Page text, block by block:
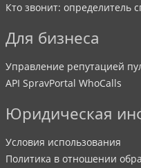
Кто звонит: определитель
Для бизнеса
Управление репутацией
API SpravPortal WhoCalls
Юридическая
Условия использования
Политика в отношении